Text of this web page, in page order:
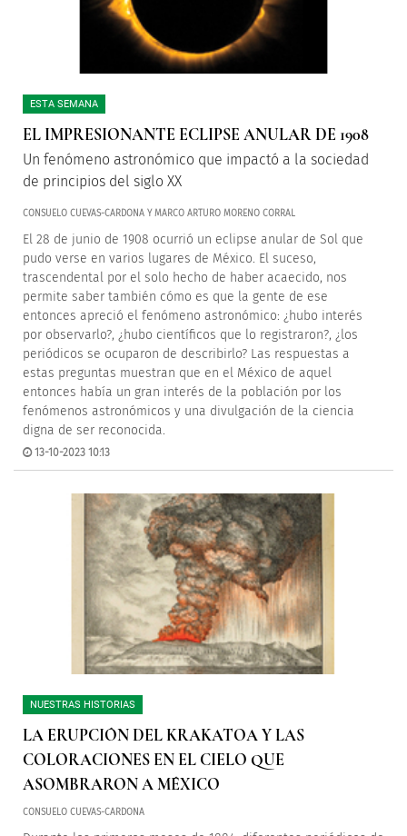
ESTA SEMANA
EL IMPRESIONANTE ECLIPSE ANULAR DE 1908
Un fenómeno astronómico que impactó a la sociedad
de principios del siglo XX
CONSUELO CUEVAS-CARDONA Y MARCO ARTURO MORENO CORRAL
El 28 de junio de 1908 ocurrió un eclipse anular de Sol que
pudo verse en varios lugares de México. El suceso,
trascendental por el solo hecho de haber acaecido, nos
permite saber también cómo es que la gente de ese
entonces apreció el fenómeno astronómico: ¿hubo interés
por observarlo?, ¿hubo científicos que lo registraron?, ¿los
periódicos se ocuparon de describirlo? Las respuestas a
estas preguntas muestran que en el México de aquel
entonces había un gran interés de la población por los
fenómenos astronómicos y una divulgación de la ciencia
digna de ser reconocida.
13-10-2023 10:13
NUESTRAS HISTORIAS
LA ERUPCIÓN DEL KRAKATOA Y LAS
COLORACIONES EN EL CIELO QUE
ASOMBRARON A MÉXICO
CONSUELO CUEVAS-CARDONA